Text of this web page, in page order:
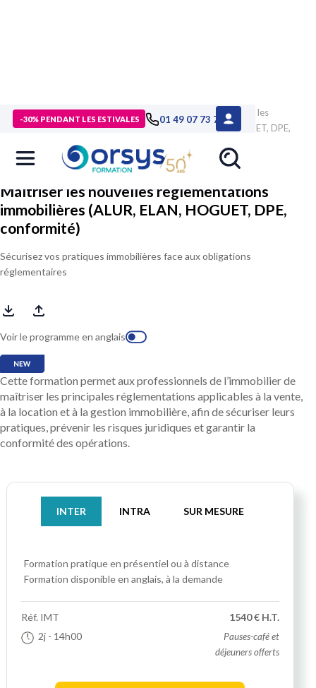
-30% PENDANT LES ESTIVALES 01 49 07 73 73
> Formations>Compétences métiers
Formation Maîtriser les
nouvelles réglementations immobilières (ALUR, ELAN, HOGUET, DPE,
Maîtriser les nouvelles réglementations
immobilières (ALUR, ELAN, HOGUET, DPE,
conformité)
Sécurisez vos pratiques immobilières face aux obligations
réglementaires
Voir le programme en anglais
Cette formation permet aux professionnels de l’immobilier de
maîtriser les principales réglementations applicables à la vente,
à la location et à la gestion immobilière, afin de sécuriser leurs
pratiques, prévenir les risques juridiques et garantir la
conformité des opérations.
INTER INTRA SUR MESURE
Formation pratique en présentiel ou à distance
Formation disponible en anglais, à la demande
Réf. IMT
2j - 14h00
1540 € H.T.
Pauses-café et
déjeuners offerts